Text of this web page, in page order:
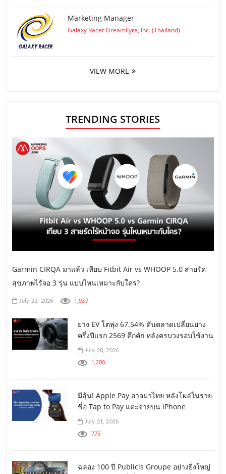
Marketing Manager
Galaxy Racer DreamFyre, Inc. (Thailand)
VIEW MORE
TRENDING STORIES
Garmin CIRQA มาแล้ว เทียบ Fitbit Air vs WHOOP 5.0 สายรัด
สุขภาพไร้จอ 3 รุ่น แบบไหนเหมาะกับใคร?
July 22, 2026 1,937
ยาง EV โตพุ่ง 67.54% ดันตลาดเปลี่ยนยาง
ครึ่งปีแรก 2569 คึกคัก หลังครบวงรอบใช้งาน
July 28, 2026
1,200
มีลุ้น! Apple Pay อาจมาไทย หลังโผล่ในราย
ชื่อ Tap to Pay แตะจ่ายบน iPhone
July 21, 2026
775
ฉลอง 100 ปี Publicis Groupe อย่างยิ่งใหญ่